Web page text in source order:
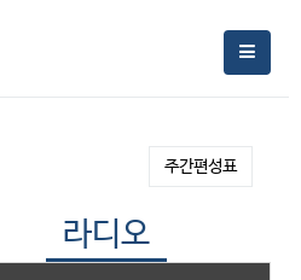
라디오
주간편성표